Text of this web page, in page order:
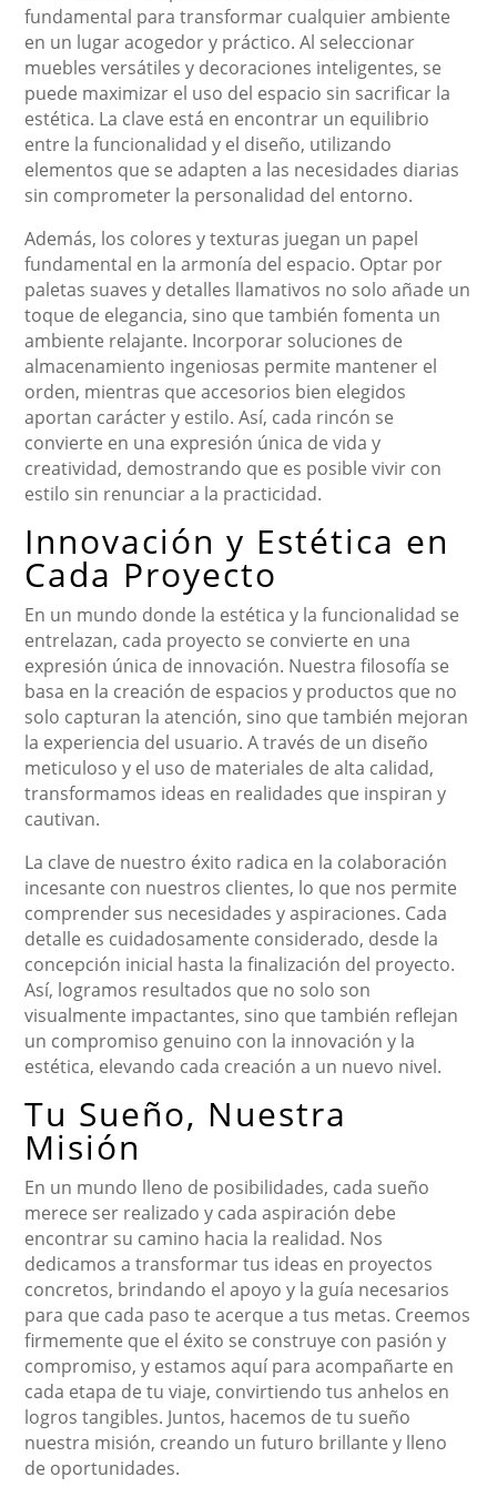
fundamental para transformar cualquier ambiente
en un lugar acogedor y práctico. Al seleccionar
muebles versátiles y decoraciones inteligentes, se
puede maximizar el uso del espacio sin sacrificar la
estética. La clave está en encontrar un equilibrio
entre la funcionalidad y el diseño, utilizando
elementos que se adapten a las necesidades diarias
sin comprometer la personalidad del entorno.
Además, los colores y texturas juegan un papel
fundamental en la armonía del espacio. Optar por
paletas suaves y detalles llamativos no solo añade un
toque de elegancia, sino que también fomenta un
ambiente relajante. Incorporar soluciones de
almacenamiento ingeniosas permite mantener el
orden, mientras que accesorios bien elegidos
aportan carácter y estilo. Así, cada rincón se
convierte en una expresión única de vida y
creatividad, demostrando que es posible vivir con
estilo sin renunciar a la practicidad.
Innovación y Estética en
Cada Proyecto
En un mundo donde la estética y la funcionalidad se
entrelazan, cada proyecto se convierte en una
expresión única de innovación. Nuestra filosofía se
basa en la creación de espacios y productos que no
solo capturan la atención, sino que también mejoran
la experiencia del usuario. A través de un diseño
meticuloso y el uso de materiales de alta calidad,
transformamos ideas en realidades que inspiran y
cautivan.
La clave de nuestro éxito radica en la colaboración
incesante con nuestros clientes, lo que nos permite
comprender sus necesidades y aspiraciones. Cada
detalle es cuidadosamente considerado, desde la
concepción inicial hasta la finalización del proyecto.
Así, logramos resultados que no solo son
visualmente impactantes, sino que también reflejan
un compromiso genuino con la innovación y la
estética, elevando cada creación a un nuevo nivel.
Tu Sueño, Nuestra
Misión
En un mundo lleno de posibilidades, cada sueño
merece ser realizado y cada aspiración debe
encontrar su camino hacia la realidad. Nos
dedicamos a transformar tus ideas en proyectos
concretos, brindando el apoyo y la guía necesarios
para que cada paso te acerque a tus metas. Creemos
firmemente que el éxito se construye con pasión y
compromiso, y estamos aquí para acompañarte en
cada etapa de tu viaje, convirtiendo tus anhelos en
logros tangibles. Juntos, hacemos de tu sueño
nuestra misión, creando un futuro brillante y lleno
de oportunidades.